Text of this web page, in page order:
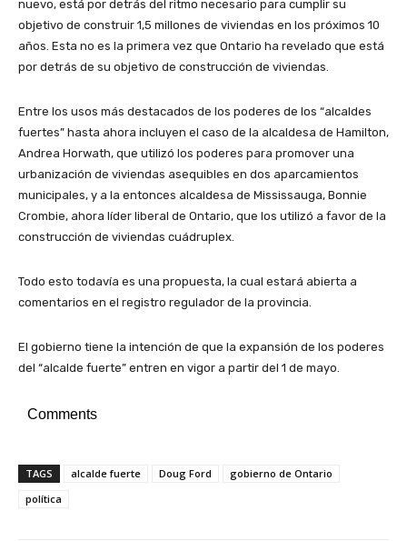
nuevo, está por detrás del ritmo necesario para cumplir su
objetivo de construir 1,5 millones de viviendas en los próximos 10
años. Esta no es la primera vez que Ontario ha revelado que está
por detrás de su objetivo de construcción de viviendas.
Entre los usos más destacados de los poderes de los “alcaldes
fuertes” hasta ahora incluyen el caso de la alcaldesa de Hamilton,
Andrea Horwath, que utilizó los poderes para promover una
urbanización de viviendas asequibles en dos aparcamientos
municipales, y a la entonces alcaldesa de Mississauga, Bonnie
Crombie, ahora líder liberal de Ontario, que los utilizó a favor de la
construcción de viviendas cuádruplex.
Todo esto todavía es una propuesta, la cual estará abierta a
comentarios en el registro regulador de la provincia.
El gobierno tiene la intención de que la expansión de los poderes
del “alcalde fuerte” entren en vigor a partir del 1 de mayo.
Comments
TAGS alcalde fuerte Doug Ford
gobierno de Ontario
política